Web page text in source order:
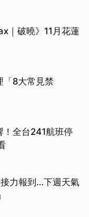
｜破曉》11月花蓮
「8大常見禁
！全台241航班停
力報到...下週天氣